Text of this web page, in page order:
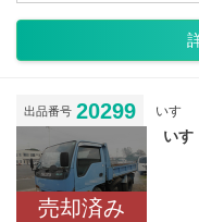
出品番号 20299 いすゞ
売却済み
いす